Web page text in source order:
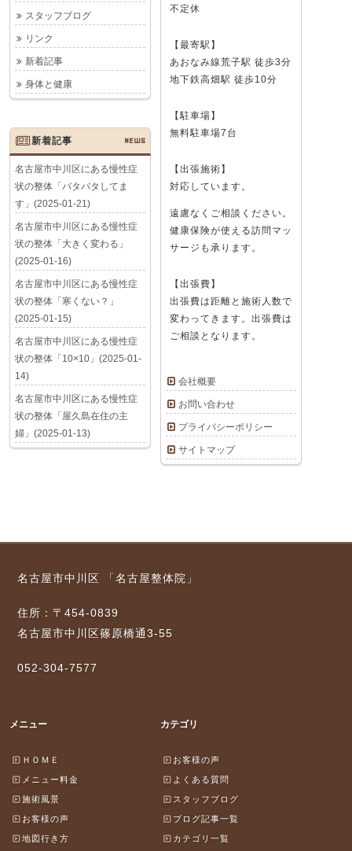
不定休
【最寄駅】
あおなみ線荒子駅 徒歩3分
地下鉄高畑駅 徒歩10分
【駐車場】
無料駐車場7台
【出張施術】
対応しています。
遠慮なくご相談ください。
健康保険が使える訪問マッ
サージも承ります。
【出張費】
出張費は距離と施術人数で
変わってきます。出張費は
ご相談となります。
会社概要
お問い合わせ
プライバシーポリシー
サイトマップ
スタッフブログ
リンク
新着記事
身体と健康
新着記事 NEWS
名古屋市中川区にある慢性症
状の整体「バタバタしてま
す」(2025-01-21)
名古屋市中川区にある慢性症
状の整体「大きく変わる」
(2025-01-16)
名古屋市中川区にある慢性症
状の整体「寒くない？」
(2025-01-15)
名古屋市中川区にある慢性症
状の整体「10×10」(2025-01-
14)
名古屋市中川区にある慢性症
状の整体「屋久島在住の主
婦」(2025-01-13)
名古屋市中川区 「名古屋整体院」
住所：〒454-0839
名古屋市中川区篠原橋通3-55
052-304-7577
メニュー
ＨＯＭＥ
メニュー料金
施術風景
お客様の声
地図行き方
カテゴリ
お客様の声
よくある質問
スタッフブログ
ブログ記事一覧
カテゴリ一覧